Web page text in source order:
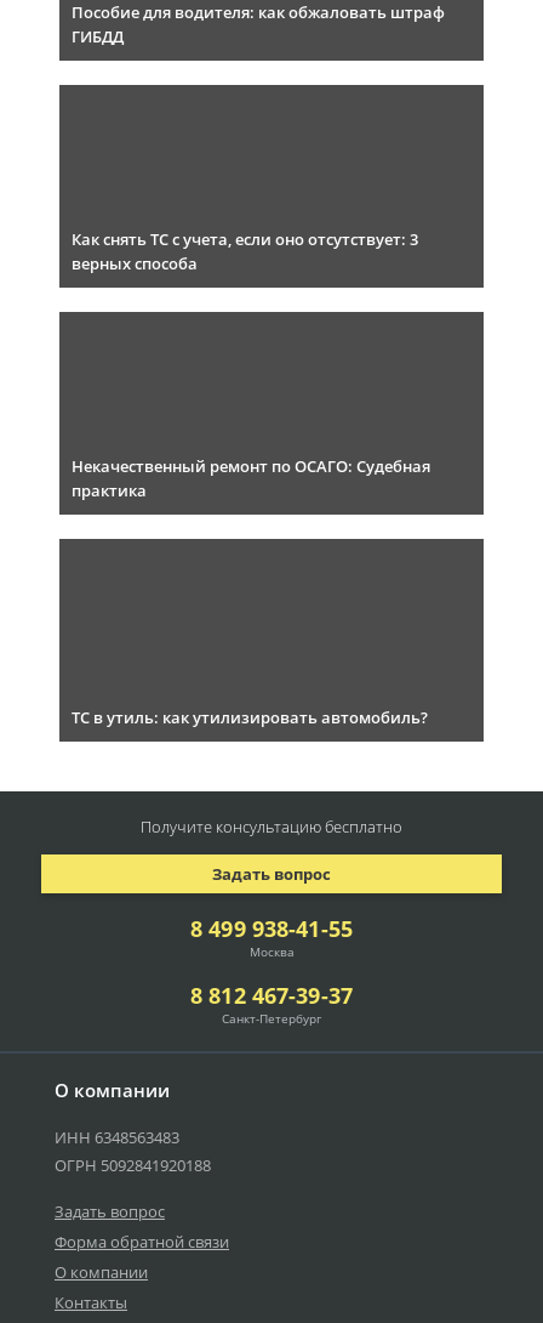
Пособие для водителя: как обжаловать штраф
ГИБДД
Как снять ТС с учета, если оно отсутствует: 3
верных способа
Некачественный ремонт по ОСАГО: Судебная
практика
ТС в утиль: как утилизировать автомобиль?
О компании
ИНН 6348563483
ОГРН 5092841920188
Задать вопрос
Форма обратной связи
О компании
Контакты
8 499 938-41-55
Москва
8 812 467-39-37
Санкт-Петербург
Задать вопрос
Получите консультациюбесплатно